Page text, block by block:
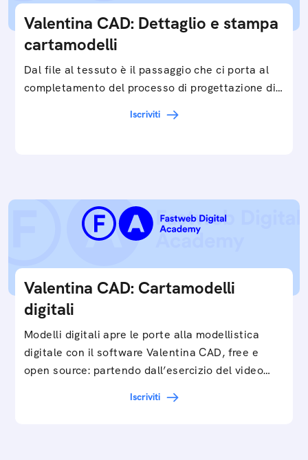
Valentina CAD: Dettaglio e stampa
cartamodelli
Dal file al tessuto è il passaggio che ci porta al
completamento del processo di progettazione di
Iscriviti
Valentina CAD: Cartamodelli
digitali
Modelli digitali apre le porte alla modellistica
digitale con il software Valentina CAD, free e
open source: partendo dall’esercizio del video…
Iscriviti